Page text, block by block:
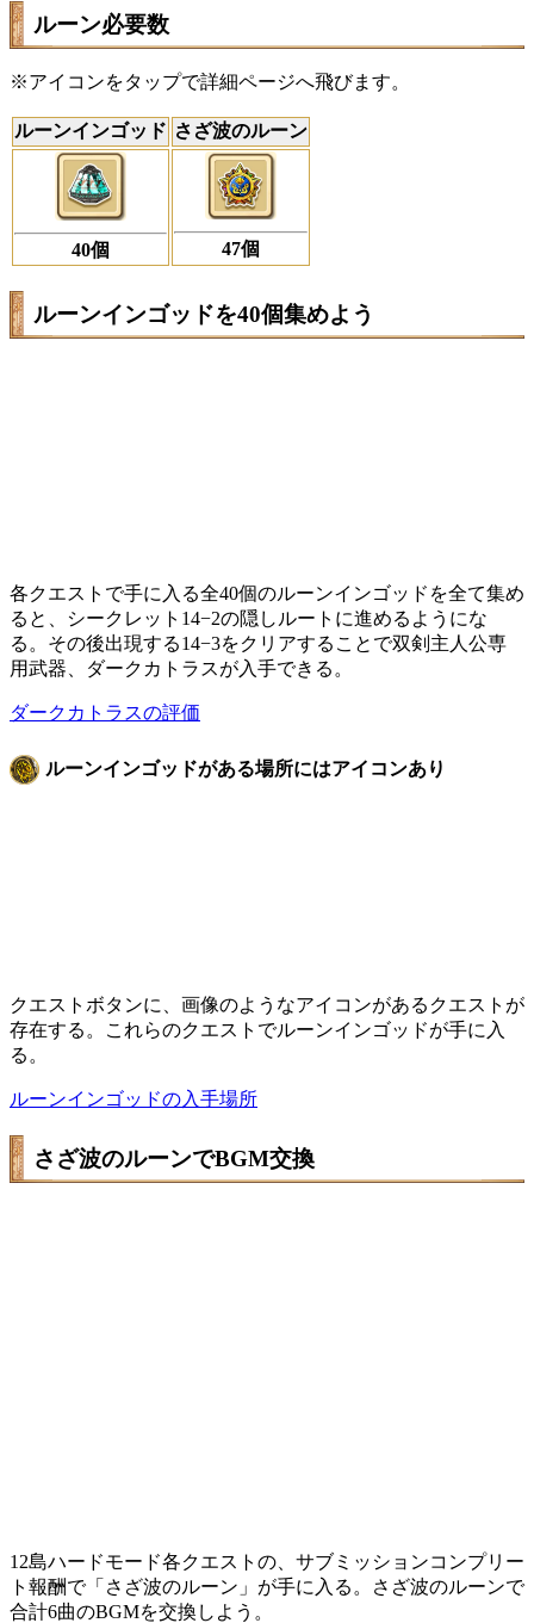
ルーン必要数
※アイコンをタップで詳細ページへ飛びます。
ルーンインゴッド さざ波のルーン
40個 47個
ルーンインゴッドを40個集めよう
各クエストで手に入る全40個のルーンインゴッドを全て集め
ると、シークレット14−2の隠しルートに進めるようにな
る。その後出現する14−3をクリアすることで双剣主人公専
用武器、ダークカトラスが入手できる。
ダークカトラスの評価
ルーンインゴッドがある場所にはアイコンあり
クエストボタンに、画像のようなアイコンがあるクエストが
存在する。これらのクエストでルーンインゴッドが手に入
る。
ルーンインゴッドの入手場所
さざ波のルーンでBGM交換
12島ハードモード各クエストの、サブミッションコンプリー
ト報酬で「さざ波のルーン」が手に入る。さざ波のルーンで
合計6曲のBGMを交換しよう。